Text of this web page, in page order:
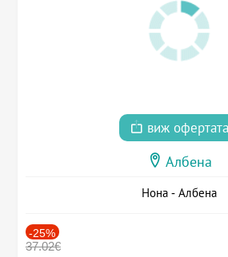
виж офертата
Албена
Нона - Албена
-25%
37.02€